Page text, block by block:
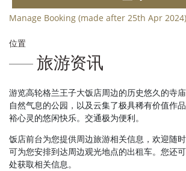
Manage Booking (made after 25th Apr 2024)
位置
旅游资讯
游览高轮格兰王子大饭店周边的历史悠久的寺
自然气息的公园，以及云集了极具稀有价值作
裕心灵的悠闲快乐。交通极为便利。
饭店前台为您提供周边旅游相关信息，欢迎随
可为您安排到达周边观光地点的出租车。您还
处获取相关信息。